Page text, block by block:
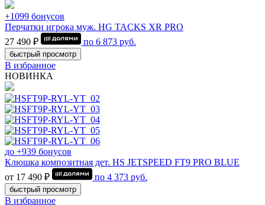
+1099 бонусов
Перчатки игрока муж. HG TACKS XR PRO
27 490 ₽
по 6 873 руб.
быстрый просмотр
В избранное
НОВИНКА
до +939 бонусов
Клюшка композитная дет. HS JETSPEED FT9 PRO BLUE
от 17 490 ₽
по 4 373 руб.
быстрый просмотр
В избранное